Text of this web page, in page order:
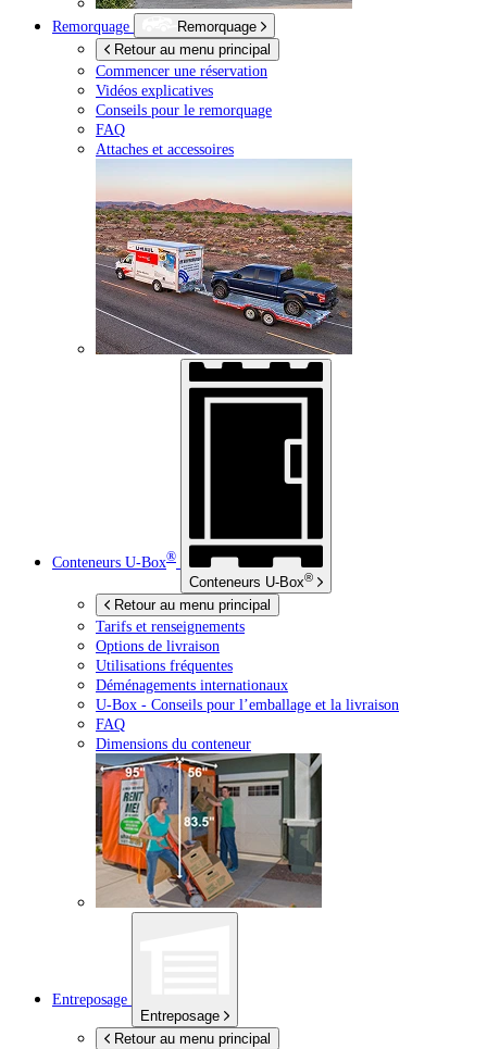
Remorquage
Remorquage
Retour au menu principal
Commencer une réservation
Vidéos explicatives
Conseils pour le remorquage
FAQ
Attaches et accessoires
Conteneurs U-Box®
Conteneurs U-Box®
Retour au menu principal
Tarifs et renseignements
Options de livraison
Utilisations fréquentes
Déménagements internationaux
U-Box - Conseils pour l’emballage et la livraison
FAQ
Dimensions du conteneur
Entreposage
Entreposage
Retour au menu principal